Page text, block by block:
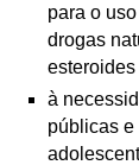
para o
drogas
à
públicas e